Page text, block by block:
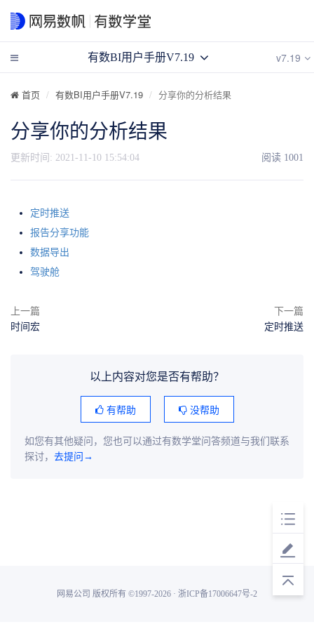
首页 有数BI用户手册V7.19 分享你的分析结果
分享你的分析结果
更新时间: 2021-11-10 15:54:04 阅读 1001
定时推送
报告分享功能
数据导出
驾驶舱
上一篇
时间宏
下一篇
定时推送
以上内容对您是否有帮助？
有帮助 没帮助
如您有其他疑问，您也可以通过有数学堂问答频道与我们联系
探讨， 去提问→
有数BI用户手册V7.19 v7.19
网易公司 版权所有 ©1997-2026 · 浙ICP备17006647号-2